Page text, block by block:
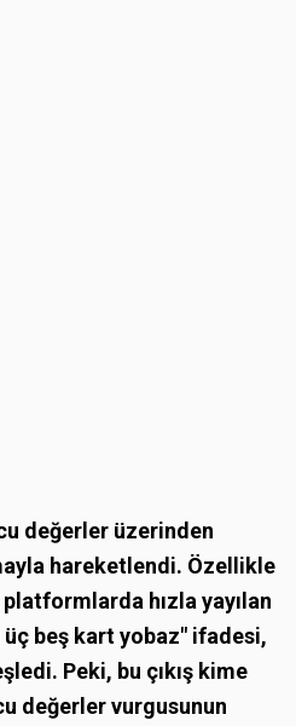
değerler üzerinden
hareketlendi. Özellikle
hızla yayılan
beş kart yobaz" ifadesi,
Peki, bu çıkış kime
değerler vurgusunun